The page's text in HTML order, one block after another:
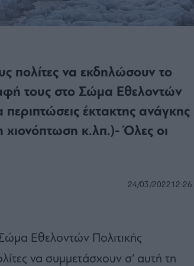
πολίτες να εκδηλώσουν το
τους στο Σώμα Εθελοντών
περιπτώσεις έκτακτης ανάγκης
χιονόπτωση κ.λπ.)- Όλες οι
24/03/202212:26
Εθελοντών Πολιτικής
να συμμετάσχουν σ’ αυτή τη